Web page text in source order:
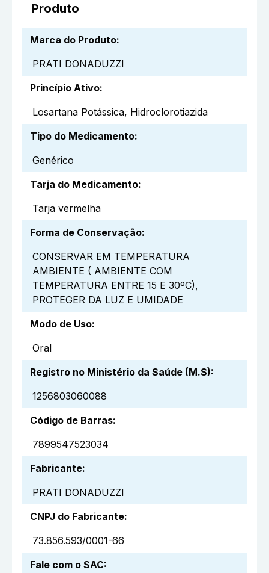
Produto
Marca do Produto:
PRATI DONADUZZI
Princípio Ativo:
Losartana Potássica, Hidroclorotiazida
Tipo do Medicamento:
Genérico
Tarja do Medicamento:
Tarja vermelha
Forma de Conservação:
CONSERVAR EM TEMPERATURA
AMBIENTE ( AMBIENTE COM
TEMPERATURA ENTRE 15 E 30ºC),
PROTEGER DA LUZ E UMIDADE
Modo de Uso:
Oral
Registro no Ministério da Saúde (M.S):
1256803060088
Código de Barras:
7899547523034
Fabricante:
PRATI DONADUZZI
CNPJ do Fabricante:
73.856.593/0001-66
Fale com o SAC: